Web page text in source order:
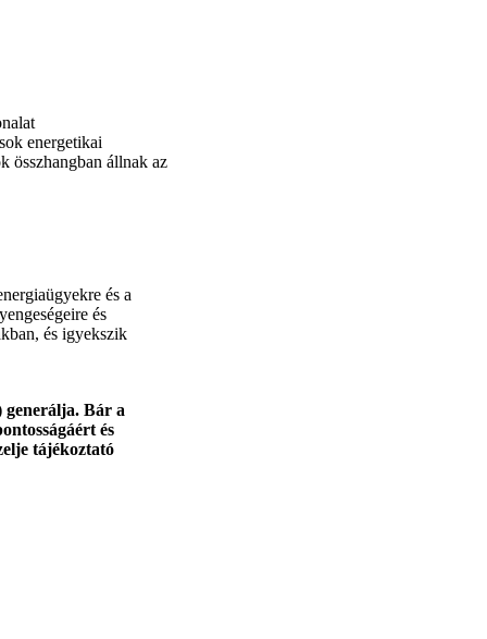
energetikai
összhangban állnak az
és a
és
és igyekszik
generálja. Bár a
és
tájékoztató